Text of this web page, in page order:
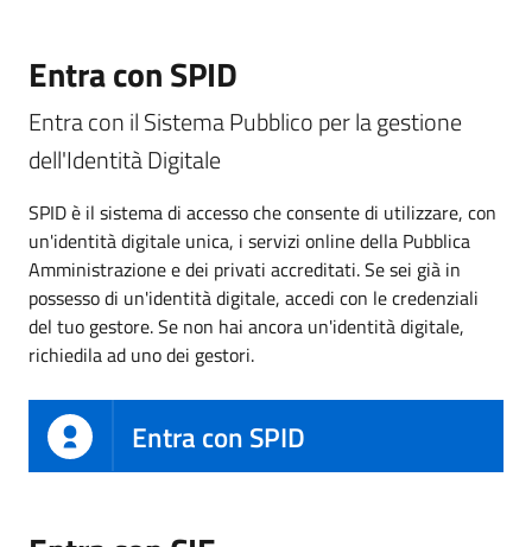
Entra con SPID
Entra con il Sistema Pubblico per la gestione
dell'Identità Digitale
SPID è il sistema di accesso che consente di utilizzare, con
un'identità digitale unica, i servizi online della Pubblica
Amministrazione e dei privati accreditati. Se sei già in
possesso di un'identità digitale, accedi con le credenziali
del tuo gestore. Se non hai ancora un'identità digitale,
richiedila ad uno dei gestori.
Entra con SPID